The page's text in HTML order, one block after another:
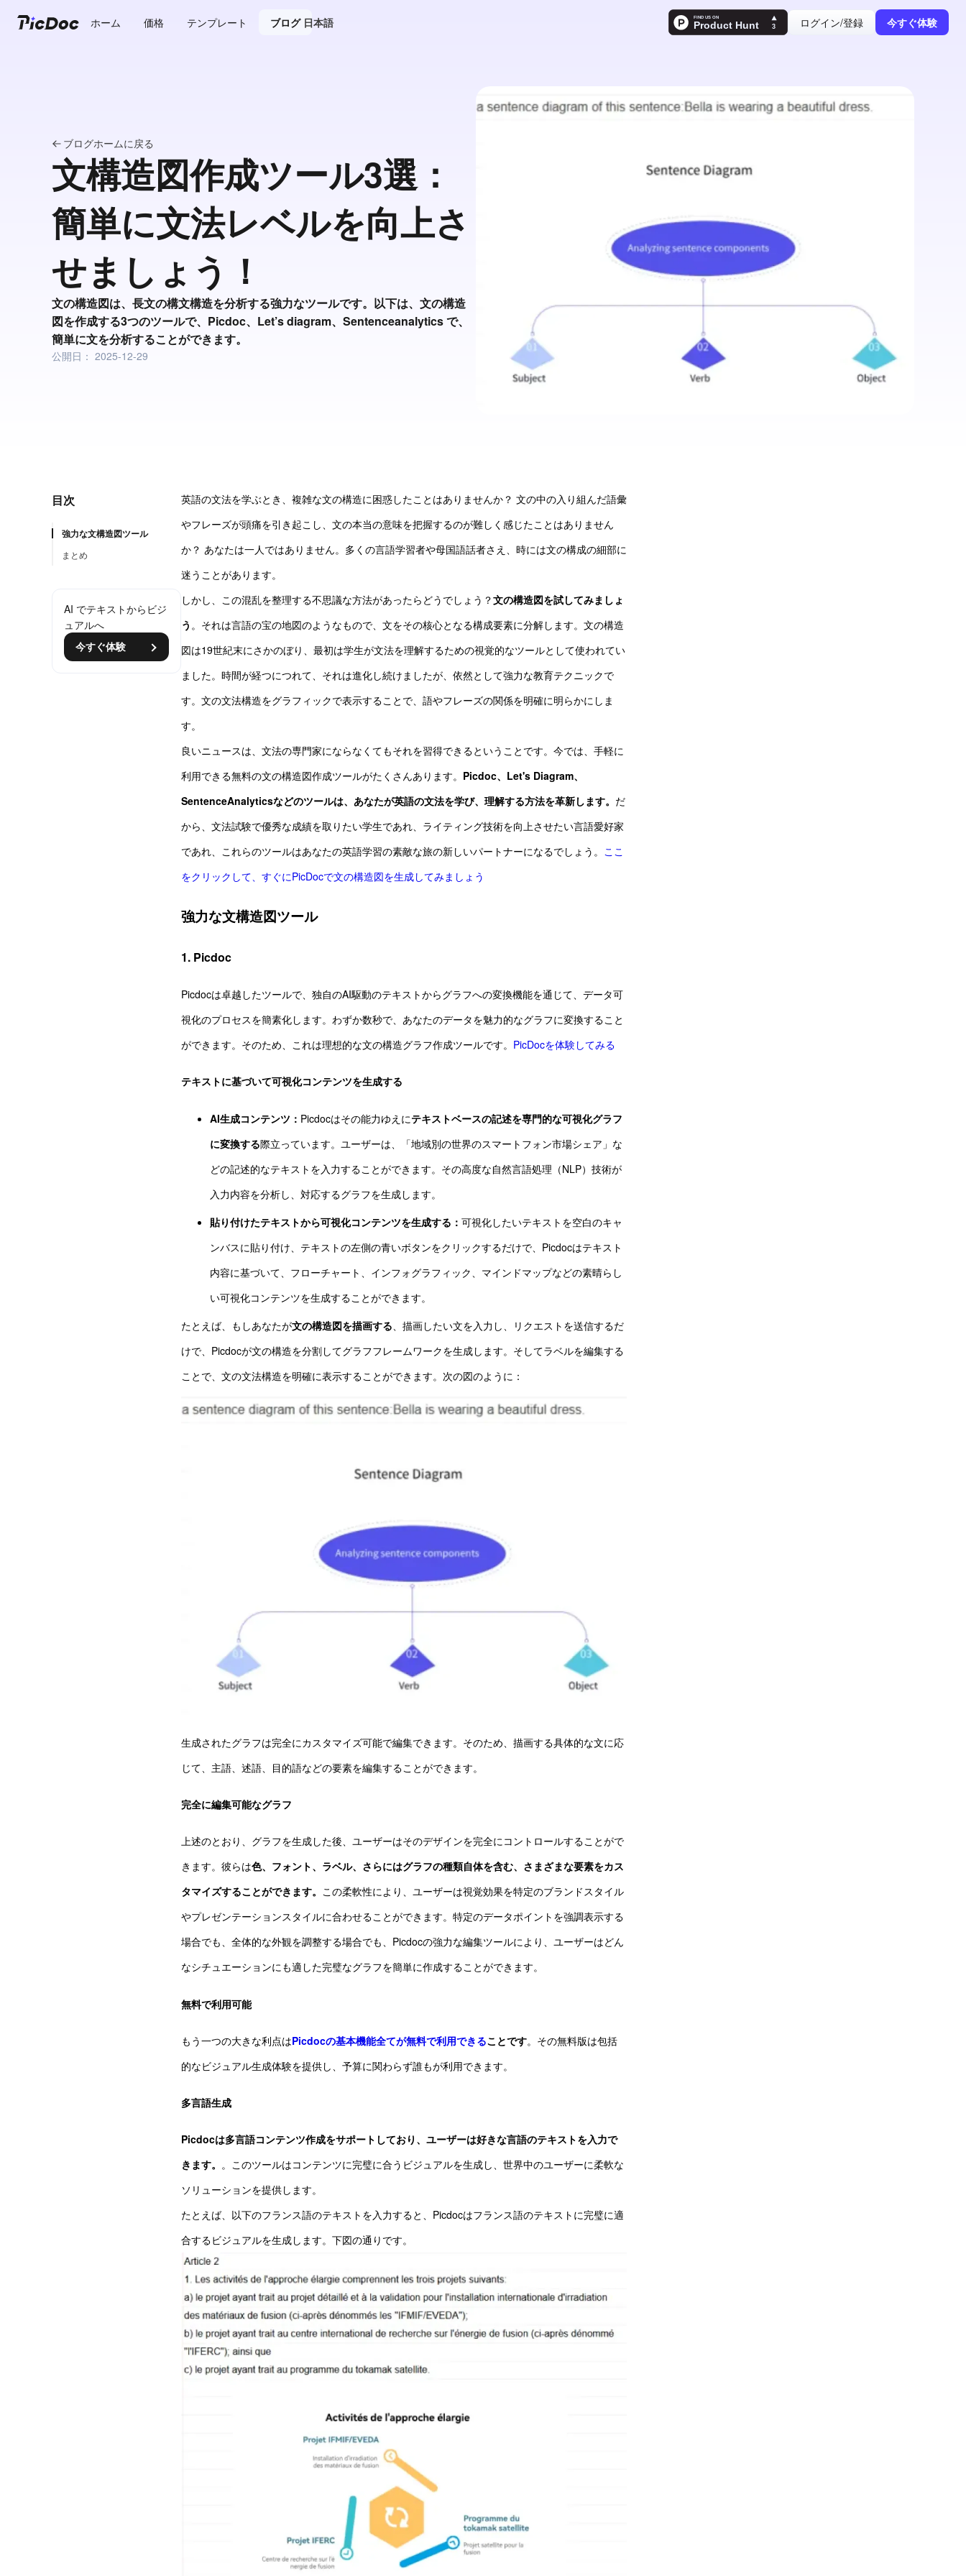
ホーム 価格 テンプレート ブログ 日本語 ログイン/登録 今すぐ体験
ブログホームに戻る
文構造図作成ツール3選：
簡単に文法レベルを向上さ
せましょう！
文の構造図は、長文の構文構造を分析する強力なツールです。以下は、文の構造
図を作成する3つのツールで、Picdoc、Let’s diagram、Sentenceanalytics で、
簡単に文を分析することができます。
公開日： 2025-12-29
目次
強力な文構造図ツール
まとめ
AI でテキストからビジ
ュアルへ
今すぐ体験
英語の文法を学ぶとき、複雑な文の構造に困惑したことはありませんか？ 文の中の入り組んだ語彙
やフレーズが頭痛を引き起こし、文の本当の意味を把握するのが難しく感じたことはありません
か？ あなたは一人ではありません。多くの言語学習者や母国語話者さえ、時には文の構成の細部に
迷うことがあります。
しかし、この混乱を整理する不思議な方法があったらどうでしょう？文の構造図を試してみましょ
う 。それは言語の宝の地図のようなもので、文をその核心となる構成要素に分解します。文の構造
図は19世紀末にさかのぼり、最初は学生が文法を理解するための視覚的なツールとして使われてい
ました。時間が経つにつれて、それは進化し続けましたが、依然として強力な教育テクニックで
す。文の文法構造をグラフィックで表示することで、語やフレーズの関係を明確に明らかにしま
す。
良いニュースは、文法の専門家にならなくてもそれを習得できるということです。今では、手軽に
利用できる無料の文の構造図作成ツールがたくさんあります。 Picdoc、Let's Diagram、
SentenceAnalyticsなどのツールは、あなたが英語の文法を学び、理解する方法を革新します。 だ
から、文法試験で優秀な成績を取りたい学生であれ、ライティング技術を向上させたい言語愛好家
であれ、これらのツールはあなたの英語学習の素敵な旅の新しいパートナーになるでしょう。 ここ
をクリックして、すぐにPicDocで文の構造図を生成してみましょう
強力な文構造図ツール
1. Picdoc
Picdocは卓越したツールで、独自のAI駆動のテキストからグラフへの変換機能を通じて、データ可
視化のプロセスを簡素化します。わずか数秒で、あなたのデータを魅力的なグラフに変換すること
ができます。そのため、これは理想的な文の構造グラフ作成ツールです。 PicDocを体験してみる
テキストに基づいて可視化コンテンツを生成する
AI生成コンテンツ： Picdocはその能力ゆえにテキストベースの記述を専門的な可視化グラフ
に変換する際立っています。ユーザーは、「地域別の世界のスマートフォン市場シェア」な
どの記述的なテキストを入力することができます。その高度な自然言語処理（NLP）技術が
入力内容を分析し、対応するグラフを生成します。
貼り付けたテキストから可視化コンテンツを生成する： 可視化したいテキストを空白のキャ
ンバスに貼り付け、テキストの左側の青いボタンをクリックするだけで、Picdocはテキスト
内容に基づいて、フローチャート、インフォグラフィック、マインドマップなどの素晴らし
い可視化コンテンツを生成することができます。
たとえば、もしあなたが文の構造図を描画する 、描画したい文を入力し、リクエストを送信するだ
けで、Picdocが文の構造を分割してグラフフレームワークを生成します。そしてラベルを編集する
ことで、文の文法構造を明確に表示することができます。次の図のように：
生成されたグラフは完全にカスタマイズ可能で編集できます。そのため、描画する具体的な文に応
じて、主語、述語、目的語などの要素を編集することができます。
完全に編集可能なグラフ
上述のとおり、グラフを生成した後、ユーザーはそのデザインを完全にコントロールすることがで
きます。彼らは色、フォント、ラベル、さらにはグラフの種類自体を含む、さまざまな要素をカス
タマイズすることができます。 この柔軟性により、ユーザーは視覚効果を特定のブランドスタイル
やプレゼンテーションスタイルに合わせることができます。特定のデータポイントを強調表示する
場合でも、全体的な外観を調整する場合でも、Picdocの強力な編集ツールにより、ユーザーはどん
なシチュエーションにも適した完璧なグラフを簡単に作成することができます。
無料で利用可能
もう一つの大きな利点はPicdocの基本機能全てが無料で利用できることです。その無料版は包括
的なビジュアル生成体験を提供し、予算に関わらず誰もが利用できます。
多言語生成
Picdocは多言語コンテンツ作成をサポートしており、ユーザーは好きな言語のテキストを入力で
きます。 。このツールはコンテンツに完璧に合うビジュアルを生成し、世界中のユーザーに柔軟な
ソリューションを提供します。
たとえば、以下のフランス語のテキストを入力すると、Picdocはフランス語のテキストに完璧に適
合するビジュアルを生成します。下図の通りです。